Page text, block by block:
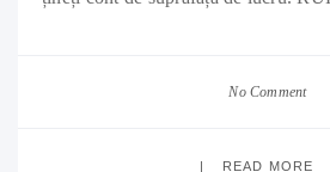
No Comment
READ MORE